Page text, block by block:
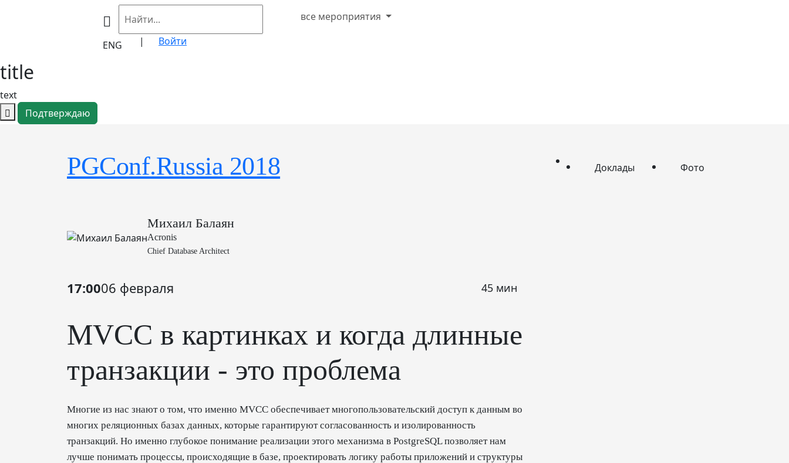
все мероприятия
ENG | Войти
title
text
Подтверждаю
PGConf.Russia 2018 Доклады Фото
Михаил Балаян
Acronis
Chief Database Architect
17:0006 февраля 45 мин
MVCC в картинках и когда длинные
транзакции - это проблема
Многие из нас знают о том, что именно MVCC обеспечивает многопользовательский доступ к данным во
многих реляционных базах данных, которые гарантируют согласованность и изолированность
транзакций. Но именно глубокое понимание реализации этого механизма в PostgreSQL позволяет нам
лучше понимать процессы, происходящие в базе, проектировать логику работы приложений и структуры